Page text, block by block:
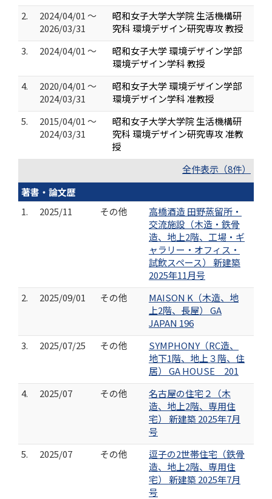
2.
2024/04/01 ～
2026/03/31
昭和女子大学大学院 生活機構研
究科 環境デザイン研究専攻 教授
3.
2024/04/01 ～
昭和女子大学 環境デザイン学部
環境デザイン学科 教授
4.
2020/04/01 ～
2024/03/31
昭和女子大学 環境デザイン学部
環境デザイン学科 准教授
5.
2015/04/01 ～
2024/03/31
昭和女子大学大学院 生活機構研
究科 環境デザイン研究専攻 准教
授
全件表示（8件）
著書・論文歴
1.
2025/11 その他
高橋酒造 田野蒸留所・
交流施設（木造・鉄骨
造、地上2階、工場・ギ
ャラリー・オフィス・
試飲スペース） 新建築
2025年11月号
2.
2025/09/01 その他
MAISON K（木造、地
上2階、長屋） GA
JAPAN 196
3.
2025/07/25 その他
SYMPHONY（RC造、
地下1階、地上３階、住
居） GA HOUSE 201
4.
2025/07 その他
名古屋の住宅２（木
造、地上2階、専用住
宅） 新建築 2025年7月
号
5.
2025/07 その他
逗子の2世帯住宅（鉄骨
造、地上2階、専用住
宅） 新建築 2025年7月
号